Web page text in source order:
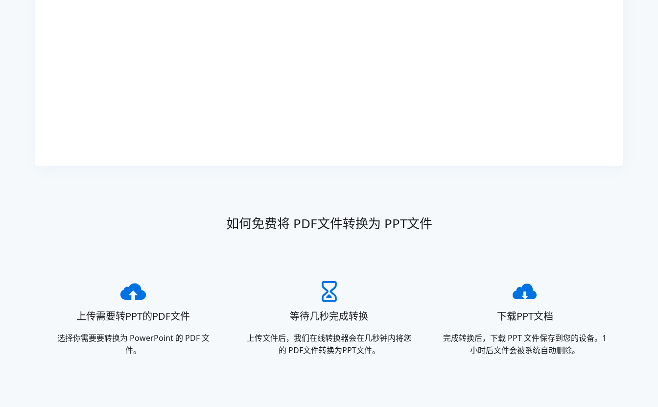
如何免费将 PDF文件转换为 PPT文件
上传需要转PPT的PDF文件
选择你需要要转换为 PowerPoint 的 PDF 文
件。
等待几秒完成转换
上传文件后，我们在线转换器会在几秒钟内将您
的 PDF文件转换为PPT文件。
下载PPT文档
完成转换后，下载 PPT 文件保存到您的设备。1
小时后文件会被系统自动删除。